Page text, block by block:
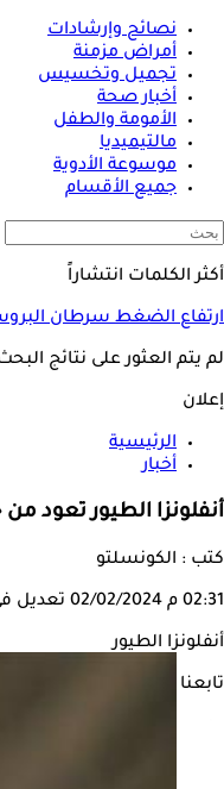
نصائح وإرشادات
أمراض مزمنة
تجميل وتخسيس
أخبار صحة
الأمومة والطفل
مالتيميديا
موسوعة الأدوية
جميع الأقسام
أكثر الكلمات انتشاراً
ارتفاع الضغطسرطان
لم يتم العثور على نتائج
إعلان
الرئيسية
أخبار
أنفلونزا الطيور تعود
كتب : الكونسلتو
02:31 م 02/02/2024 تعديل في 03/02/
أنفلونزا الطيور
تابعنا على